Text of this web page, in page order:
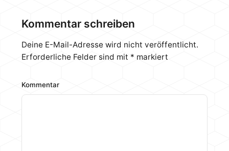
Kommentar schreiben
Deine E-Mail-Adresse wird nicht veröffentlicht.
Erforderliche Felder sind mit * markiert
Kommentar